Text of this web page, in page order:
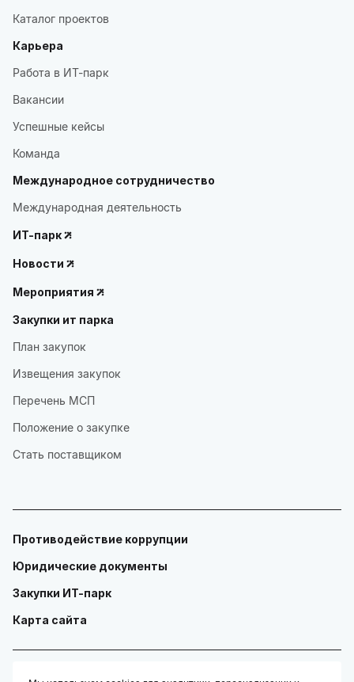
Каталог проектов
Карьера
Работа в ИТ-парк
Вакансии
Успешные кейсы
Команда
Международное сотрудничество
Международная деятельность
ИТ-парк
Новости
Мероприятия
Закупки ит парка
План закупок
Извещения закупок
Перечень МСП
Положение о закупке
Стать поставщиком
Противодействие коррупции
Юридические документы
Закупки ИТ-парк
Карта сайта